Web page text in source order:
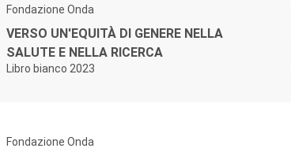
Fondazione Onda
VERSO UN'EQUITÀ DI GENERE NELLA
SALUTE E NELLA RICERCA
Libro bianco 2023
Fondazione Onda